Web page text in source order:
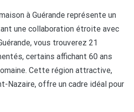
à Guérande représente un
une collaboration étroite avec
vous trouverez 21
certains affichant 60 ans
Cette région attractive,
Nazaire, offre un cadre idéal pour